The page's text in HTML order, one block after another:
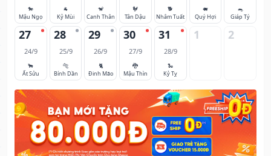
🐎
Mậu Ngọ
🐐
Kỷ Mùi
🐒
Canh Thân
🐓
Tân Dậu
🐕
Nhâm Tuất
🐖
Quý Hợi
🐀
Giáp Tý
27
24/9
🐂
Ất Sửu
28
25/9
🐅
Bính Dần
29
26/9
🐈
Đinh Mão
30
27/9
🐉
Mậu Thìn
31
28/9
🐍
Kỷ Tỵ
1 2